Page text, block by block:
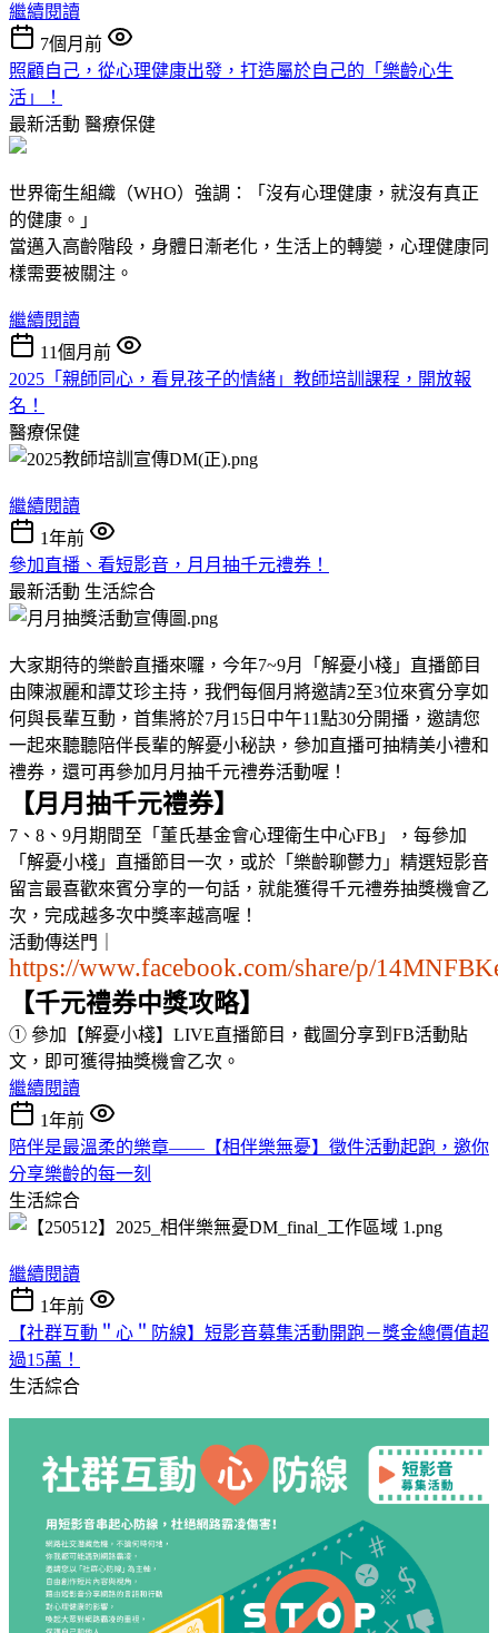
繼續閱讀
7個月前
照顧自己，從心理健康出發，打造屬於自己的「樂齡心生
活」！
最新活動 醫療保健
世界衛生組織（WHO）強調：「沒有心理健康，就沒有真正
的健康。」
當邁入高齡階段，身體日漸老化，生活上的轉變，心理健康同
樣需要被關注。
繼續閱讀
11個月前
2025「親師同心，看見孩子的情緒」教師培訓課程，開放報
名！
醫療保健
繼續閱讀
1年前
參加直播、看短影音，月月抽千元禮券！
最新活動 生活綜合
大家期待的樂齡直播來囉，今年7~9月「解憂小棧」直播節目
由陳淑麗和譚艾珍主持，我們每個月將邀請2至3位來賓分享如
何與長輩互動，首集將於7月15日中午11點30分開播，邀請您
一起來聽聽陪伴長輩的解憂小秘訣，參加直播可抽精美小禮和
禮券，還可再參加月月抽千元禮券活動喔！
【月月抽千元禮券】
7、8、9月期間至「董氏基金會心理衛生中心FB」，每參加
「解憂小棧」直播節目一次，或於「樂齡聊鬱力」精選短影音
留言最喜歡來賓分享的一句話，就能獲得千元禮券抽獎機會乙
次，完成越多次中獎率越高喔！
活動傳送門｜
https://www.facebook.com/share/p/
【千元禮券中獎攻略】
① 參加【解憂小棧】LIVE直播節目，截圖分享到FB活動貼
文，即可獲得抽獎機會乙次。
繼續閱讀
1年前
陪伴是最溫柔的樂章——【相伴樂無憂】徵件活動起跑，邀你
分享樂齡的每一刻
生活綜合
繼續閱讀
1年前
【社群互動＂心＂防線】短影音募集活動開跑－獎金總價值超
過15萬！
生活綜合